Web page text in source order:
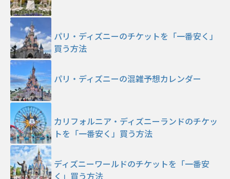
パリ・ディズニーのチケットを「一番安く」
買う方法
パリ・ディズニーの混雑予想カレンダー
カリフォルニア・ディズニーランドのチケッ
トを「一番安く」買う方法
ディズニーワールドのチケットを「一番安
く」買う方法